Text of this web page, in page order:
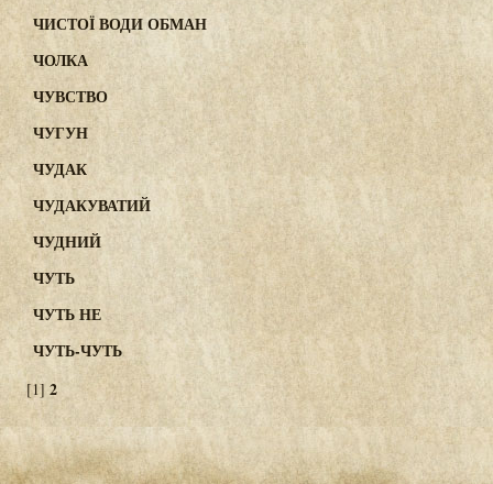
ЧИСТОЇ ВОДИ ОБМАН
ЧОЛКА
ЧУВСТВО
ЧУГУН
ЧУДАК
ЧУДАКУВАТИЙ
ЧУДНИЙ
ЧУТЬ
ЧУТЬ НЕ
ЧУТЬ-ЧУТЬ
[1] 2